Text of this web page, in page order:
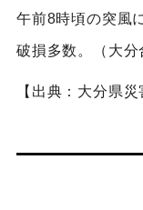
午前8時頃の突風
破損多数。（大分
【出典：大分県